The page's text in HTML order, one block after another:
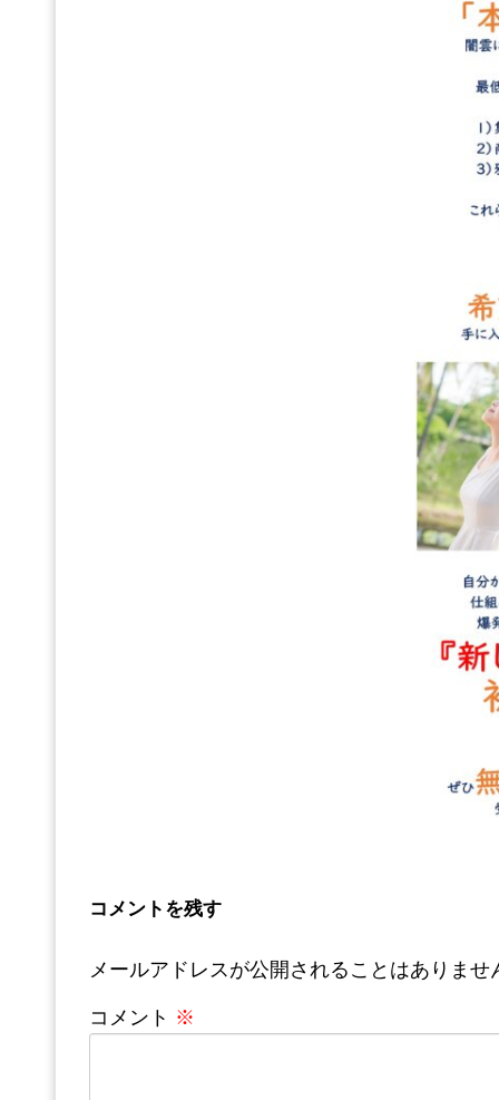
コメントを残す
メールアドレスが公開されることはありませ
コメント ※